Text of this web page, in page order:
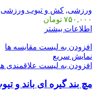
ورزشی, کش و تیوب ورزشی
۷۵۰,۰۰۰ تومان
اطلاعات بیشتر
افزودن به لیست مقایسه ها
نمایش سریع
افزودن به لیست علاقمندی
مچ بند گیره ای باند و